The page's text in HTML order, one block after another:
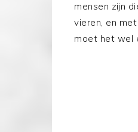
mensen zijn
vieren, en
moet het wel